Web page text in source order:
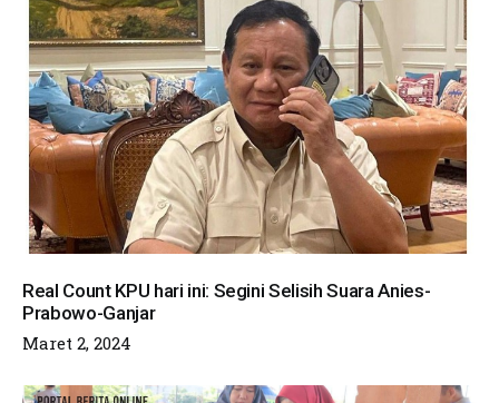
Real Count KPU hari ini: Segini Selisih Suara Anies-
Prabowo-Ganjar
Maret 2, 2024